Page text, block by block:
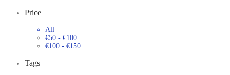
Price
All
€50 - €100
€100 - €150
Tags